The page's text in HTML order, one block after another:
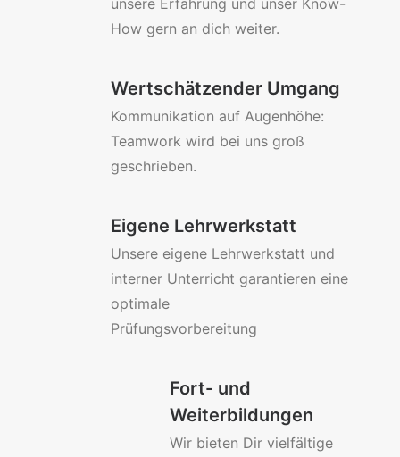
unsere Erfahrung und unser Know-
How gern an dich weiter.
Wertschätzender Umgang
Kommunikation auf Augenhöhe:
Teamwork wird bei uns groß
geschrieben.
Eigene Lehrwerkstatt
Unsere eigene Lehrwerkstatt und
interner Unterricht garantieren eine
optimale
Prüfungsvorbereitung
Fort- und
Weiterbildungen
Wir bieten Dir vielfältige